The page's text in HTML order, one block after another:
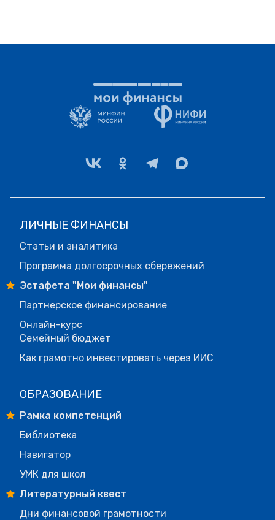
ЛИЧНЫЕ ФИНАНСЫ
Статьи и аналитика
Программа долгосрочных сбережений
Эстафета "Мои финансы"
Партнерское финансирование
Онлайн-курс
Семейный бюджет
Как грамотно инвестировать через ИИС
ОБРАЗОВАНИЕ
Рамка компетенций
Библиотека
Навигатор
УМК для школ
Литературный квест
Дни финансовой грамотности